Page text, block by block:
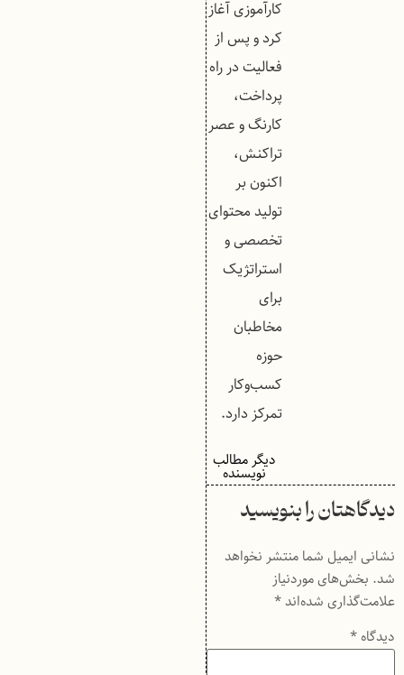
کارآموزی آغاز
کرد و پس از
فعالیت در راه
پرداخت،
کارنگ و عصر
تراکنش،
اکنون بر
تولید محتوای
تخصصی و
استراتژیک
برای
مخاطبان
حوزه
کسب‌وکار
تمرکز دارد.
دیگر مطالب
نویسنده
دیدگاهتان را بنویسید
نشانی ایمیل شما منتشر نخواهد
شد. بخش‌های موردنیاز
علامت‌گذاری شده‌اند*
دیدگاه*